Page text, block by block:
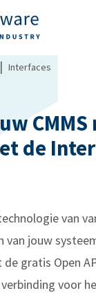
| Interfaces
de
van
van jouw
gratis Open
voor